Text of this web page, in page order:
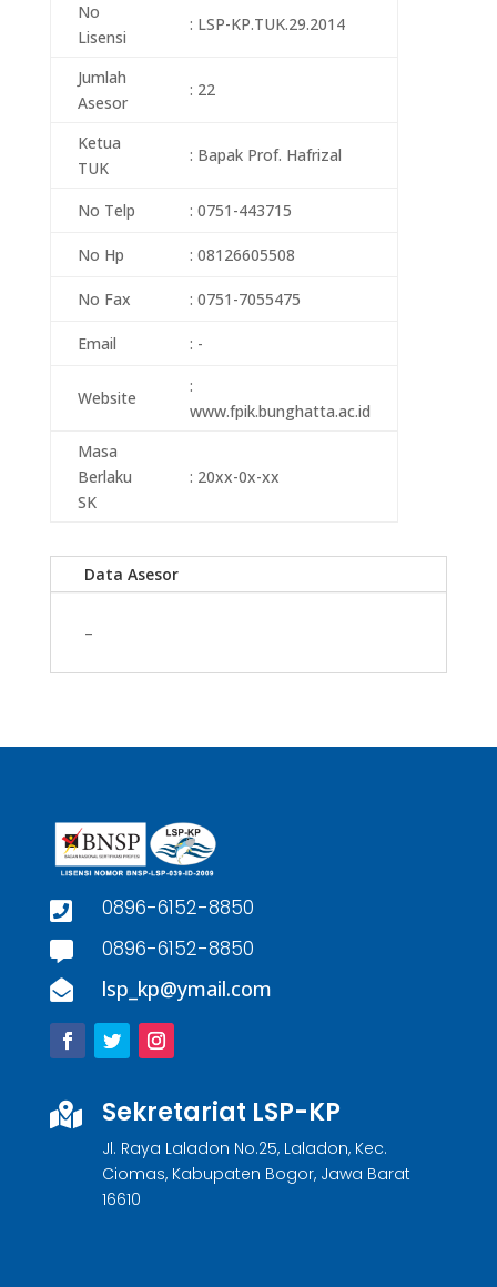
No
Lisensi
: LSP-KP.TUK.29.2014
Jumlah
Asesor
: 22
Ketua
TUK
: Bapak Prof. Hafrizal
No Telp : 0751-443715
No Hp : 08126605508
No Fax : 0751-7055475
Email : -
Website
:
www.fpik.bunghatta.ac.id
Masa
Berlaku
SK
: 20xx-0x-xx
Data Asesor
–
 0896-6152-8850
 0896-6152-8850
 lsp_kp@ymail.com
 Sekretariat LSP-KP
Jl. Raya Laladon No.25, Laladon, Kec.
Ciomas, Kabupaten Bogor, Jawa Barat
16610